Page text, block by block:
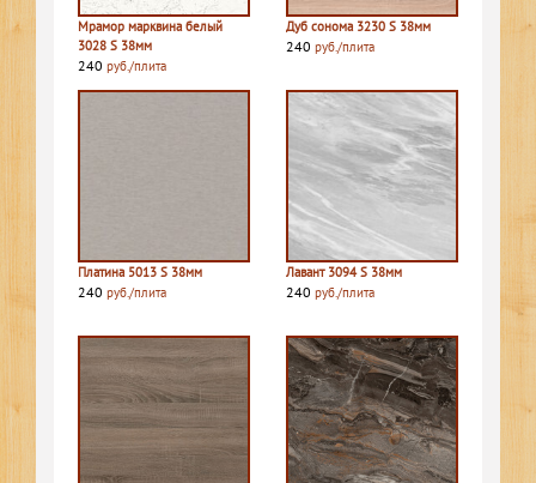
Мрамор марквина белый
3028 S 38мм
240 руб./плита
Дуб сонома 3230 S 38мм
240 руб./плита
Платина 5013 S 38мм
240 руб./плита
Лавант 3094 S 38мм
240 руб./плита